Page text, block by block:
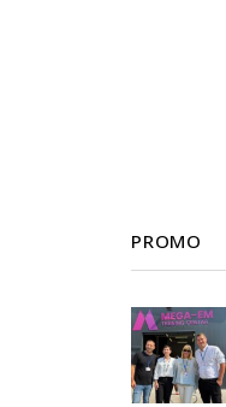
PROMO